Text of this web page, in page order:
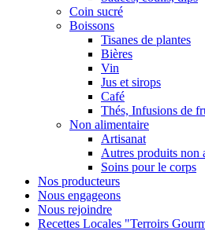
Coin sucré
Boissons
Tisanes de plantes
Bières
Vin
Jus et sirops
Café
Thés, Infusions de
Non alimentaire
Artisanat
Autres produits non
Soins pour le corps
Nos producteurs
Nous engageons
Nous rejoindre
Recettes Locales "Terroirs